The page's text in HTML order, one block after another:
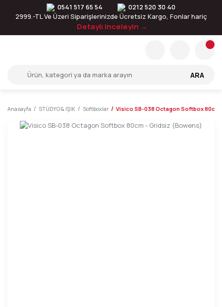
0541 517 65 54
0212 520 30 40
2999.-TL Ve Üzeri Siparişlerinizde Ücretsiz Kargo, Fonlar hariç
Detaylı inceleyin →
ARA
Anasayfa STÜDYO & IŞIK Softboxlar Visico SB-038 Octagon Softbox